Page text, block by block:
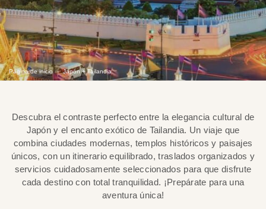
Página de inicio Japón + Tailandia
Descubra el contraste perfecto entre la elegancia cultural de
Japón y el encanto exótico de Tailandia. Un viaje que
combina ciudades modernas, templos históricos y paisajes
únicos, con un itinerario equilibrado, traslados organizados y
servicios cuidadosamente seleccionados para que disfrute
cada destino con total tranquilidad. ¡Prepárate para una
aventura única!